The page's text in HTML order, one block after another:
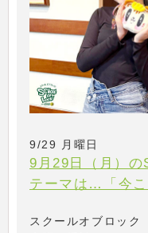
9/29 月曜日
9月29日（月）
テーマは…「今こ
スクールオブロック